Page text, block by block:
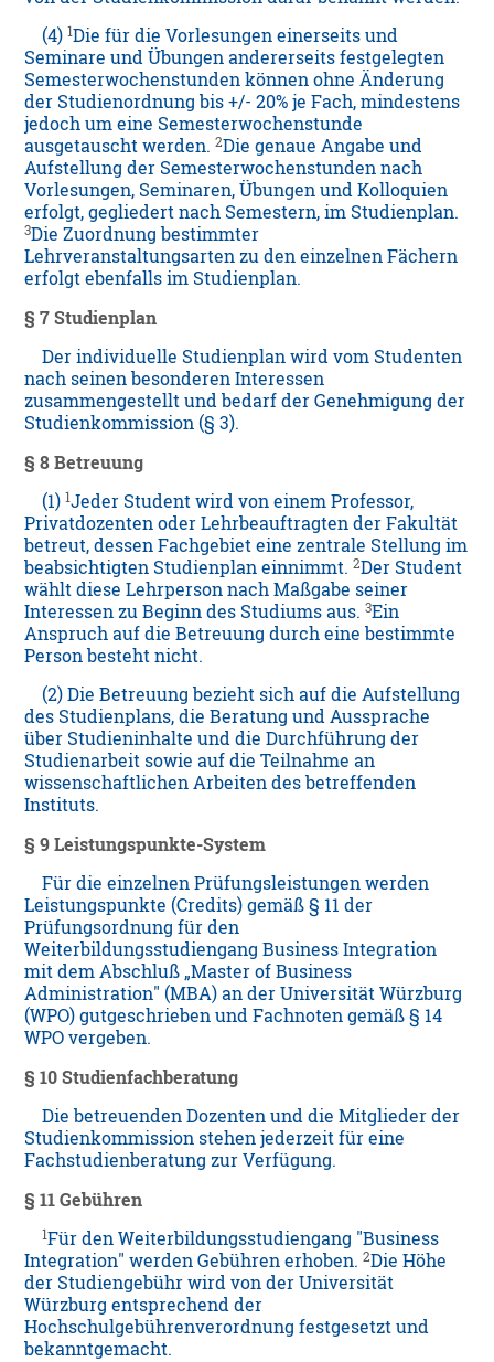
(4)1Die für die Vorlesungen einerseits und
Seminare und Übungen andererseits festgelegten
Semesterwochenstunden können ohne Änderung
der Studienordnung bis +/- 20% je Fach, mindestens
jedoch um eine Semesterwochenstunde
ausgetauscht werden.2Die genaue Angabe und
Aufstellung der Semesterwochenstunden nach
Vorlesungen, Seminaren, Übungen und Kolloquien
erfolgt, gegliedert nach Semestern, im Studienplan.
3Die Zuordnung bestimmter
Lehrveranstaltungsarten zu den einzelnen Fächern
erfolgt ebenfalls im Studienplan.
§ 7 Studienplan
Der individuelle Studienplan wird vom Studenten
nach seinen besonderen Interessen
zusammengestellt und bedarf der Genehmigung der
Studienkommission (§ 3).
§ 8 Betreuung
(1)1Jeder Student wird von einem Professor,
Privatdozenten oder Lehrbeauftragten der Fakultät
betreut, dessen Fachgebiet eine zentrale Stellung im
beabsichtigten Studienplan einnimmt.2Der Student
wählt diese Lehrperson nach Maßgabe seiner
Interessen zu Beginn des Studiums aus.3Ein
Anspruch auf die Betreuung durch eine bestimmte
Person besteht nicht.
(2) Die Betreuung bezieht sich auf die Aufstellung
des Studienplans, die Beratung und Aussprache
über Studieninhalte und die Durchführung der
Studienarbeit sowie auf die Teilnahme an
wissenschaftlichen Arbeiten des betreffenden
Instituts.
§ 9 Leistungspunkte-System
Für die einzelnen Prüfungsleistungen werden
Leistungspunkte (Credits) gemäß § 11 der
Prüfungsordnung für den
Weiterbildungsstudiengang Business Integration
mit dem Abschluß „Master of Business
Administration" (MBA) an der Universität Würzburg
(WPO) gutgeschrieben und Fachnoten gemäß § 14
WPO vergeben.
§ 10 Studienfachberatung
Die betreuenden Dozenten und die Mitglieder der
Studienkommission stehen jederzeit für eine
Fachstudienberatung zur Verfügung.
§ 11 Gebühren
1Für den Weiterbildungsstudiengang "Business
Integration" werden Gebühren erhoben.2Die Höhe
der Studiengebühr wird von der Universität
Würzburg entsprechend der
Hochschulgebührenverordnung festgesetzt und
bekanntgemacht.